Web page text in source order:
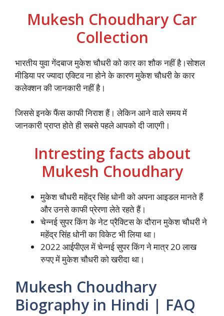
Mukesh Choudhary Car
Collection
भारतीय युवा गेंदबाज मुकेश चौधरी को कार का शौक नहीं है।सोशल
मीडिया पर ज्यादा एक्टिव ना होने के कारण मुकेश चौधरी के कार
कलेक्शन की जानकारी नहीं है।
जिससे इनके फैंस काफी निराश हैं। लेकिन आने वाले समय में
जानकारी प्राप्त होते ही सबसे पहले आपको दी जाएगी।
Intresting facts about
Mukesh Choudhary
मुकेश चौधरी महेंद्र सिंह धोनी को अपना आइडल मानते हैं
और उनसे काफी प्रेरणा लेते रहते हैं।
चेन्नई सुपर किंग के नेट प्रैक्टिस के दौरान मुकेश चौधरी ने
महेंद्र सिंह धोनी का विकेट भी लिया था।
2022 आईपीएल में चेन्नई सुपर किंग ने मात्र 20 लाख
रुपए में मुकेश चौधरी को खरीदा था।
Mukesh Choudhary
Biography in Hindi | FAQ